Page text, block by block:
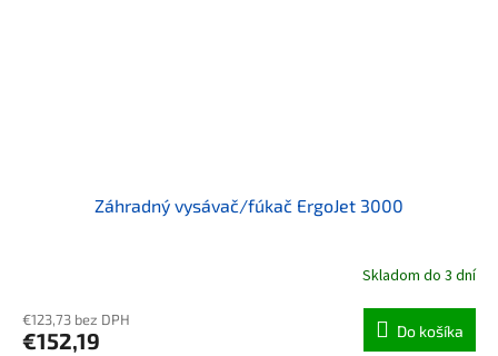
Záhradný vysávač/fúkač ErgoJet 3000
Skladom do 3 dní
€123,73 bez DPH
€152,19 Do košíka